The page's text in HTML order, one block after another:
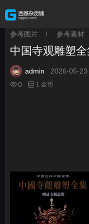
参考图片 / 参考素材
中国寺观雕塑
admin
2026-05-
0
1 金币